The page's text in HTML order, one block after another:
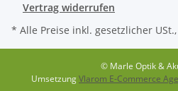
Vertrag widerrufen
* Alle Preise inkl. gesetzlicher
© Marle Optik &
UmsetzungVlarom E-Commerce